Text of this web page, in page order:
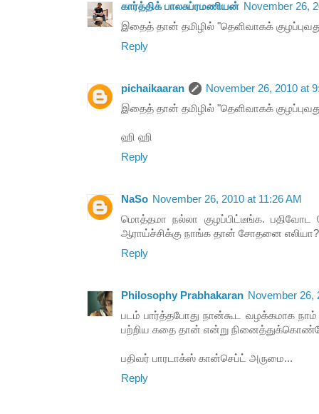
கார்த்திக் பாலசுப்ரமணியன் November 26,
இதைத் தான் தமிழில் "தெளிவாகக்
Reply
pichaikaaran
November 26, 2010 at
இதைத் தான் தமிழில் "தெளிவாகக்
ஹி ஹி
Reply
NaSo November 26, 2010 at 11:26 AM
மொத்தமா நல்லா குழப்பிட்டீங்க. பதிவோட
ஆராய்ச்சிக்கு நாங்க தான் சோதனை எலியா?
Reply
Philosophy Prabhakaran November 26,
படம் பார்த்தபோது நான்கூட வழக்கமாக
பற்றிய கதை தான் என்று
பதிவர் பாரடாக்ஸ் கான்செப்ட் அருமை...
Reply